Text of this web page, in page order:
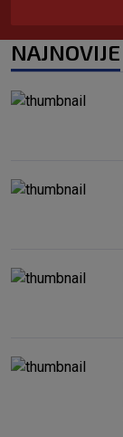
NAJNOVIJE